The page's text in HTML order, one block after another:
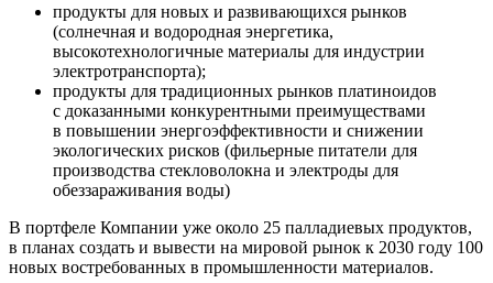
продукты для новых и развивающихся рынков
(солнечная и водородная энергетика,
высокотехнологичные материалы для индустрии
электротранспорта);
продукты для традиционных рынков платиноидов
с доказанными конкурентными преимуществами
в повышении энергоэффективности и снижении
экологических рисков (фильерные питатели для
производства стекловолокна и электроды для
обеззараживания воды)
В портфеле Компании уже около 25 палладиевых продуктов,
в планах создать и вывести на мировой рынок к 2030 году 100
новых востребованных в промышленности материалов.